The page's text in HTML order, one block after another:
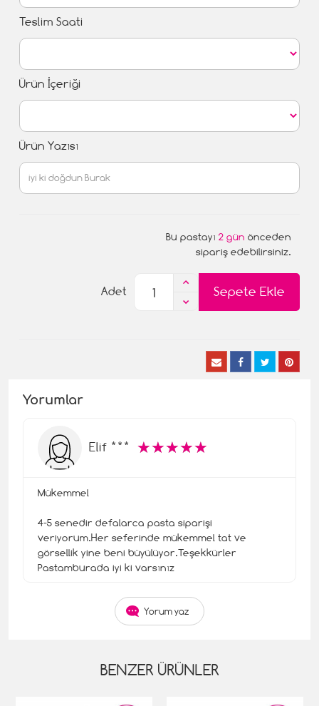
Teslim Saati
Ürün İçeriği
Ürün Yazısı
Bu pastayı 2 gün önceden
sipariş edebilirsiniz.
Sepete Ekle
Adet
Yorumlar
Elif *** ☆☆☆☆☆
★★★★★
Mükemmel
4-5 senedir defalarca pasta siparişi
veriyorum.Her seferinde mükemmel tat ve
görsellik yine beni büyülüyor.Teşekkürler
Pastamburada iyi ki varsınız
Yorum yaz
BENZER ÜRÜNLER